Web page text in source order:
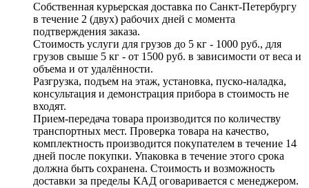
Собственная курьерская доставка по Санкт-Петербургу
в течение 2 (двух) рабочих дней с момента
подтверждения заказа.
Стоимость услуги для грузов до 5 кг - 1000 руб., для
грузов свыше 5 кг - от 1500 руб. в зависимости от веса и
объема и от удалённости.
Разгрузка, подъем на этаж, установка, пуско-наладка,
консультация и демонстрация прибора в стоимость не
входят.
Прием-передача товара производится по количеству
транспортных мест. Проверка товара на качество,
комплектность производится покупателем в течение 14
дней после покупки. Упаковка в течение этого срока
должна быть сохранена. Стоимость и возможность
доставки за пределы КАД оговаривается с менеджером.